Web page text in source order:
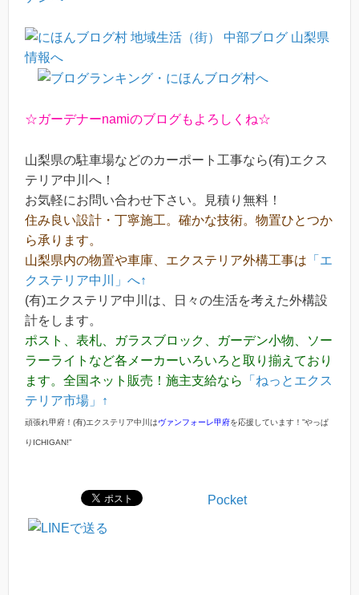
☆ガーデナーnamiのブログもよろしくね☆
山梨県の駐車場などのカーポート工事なら(有)エクス
テリア中川へ！
お気軽にお問い合わせ下さい。見積り無料！
住み良い設計・丁寧施工。確かな技術。物置ひとつか
ら承ります。
山梨県内の物置や車庫、エクステリア外構工事は 「エ
クステリア中川」へ↑
(有)エクステリア中川は、日々の生活を考えた外構設
計をします。
ポスト、表札、ガラスブロック、ガーデン小物、ソー
ラーライトなど各メーカーいろいろと取り揃えており
ます。全国ネット販売！施主支給なら
「ねっとエクス
テリア市場」↑
頑張れ甲府！(有)エクステリア中川はヴァンフォーレ甲府を応援しています！”やっぱ
りICHIGAN!”
Pocket